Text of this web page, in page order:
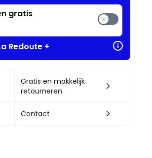
gratis
Redoute +
Gratis en makkelijk
retourneren
Contact